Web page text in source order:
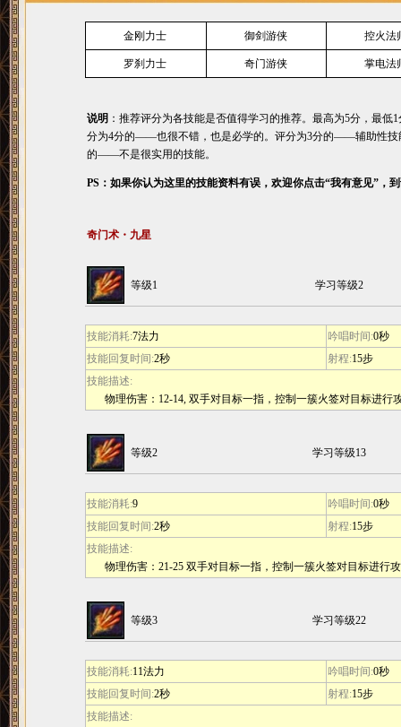
金刚力士 御剑游侠 控火法
罗刹力士 奇门游侠 掌电法
说明 ：推荐评分为各技能是否值得学习的推荐。最高为5分，最
分为4分的――也很不错，也是必学的。评分为3分的――辅助性技
的――不是很实用的技能。
PS：如果你认为这里的技能资料有误，欢迎你点击“我有意见”，
奇门术・九星
等级1 学习等级2
技能消耗:7法力 吟唱时间:0秒
技能回复时间:2秒 射程:15步
技能描述:
物理伤害：12-14, 双手对目标一指，控制一簇火签对目标进行
等级2 学习等级13
技能消耗:9 吟唱时间:0秒
技能回复时间:2秒 射程:15步
技能描述:
物理伤害：21-25 双手对目标一指，控制一簇火签对目标进行
等级3 学习等级22
技能消耗:11法力 吟唱时间:0秒
技能回复时间:2秒 射程:15步
技能描述: